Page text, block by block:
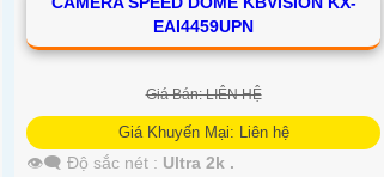
EAI4459UPN
Giá Bán: LIÊN HỆ
Giá Khuyến Mại: Liên hệ
👁️‍🗨 Độ sắc nét : Ultra 2k .